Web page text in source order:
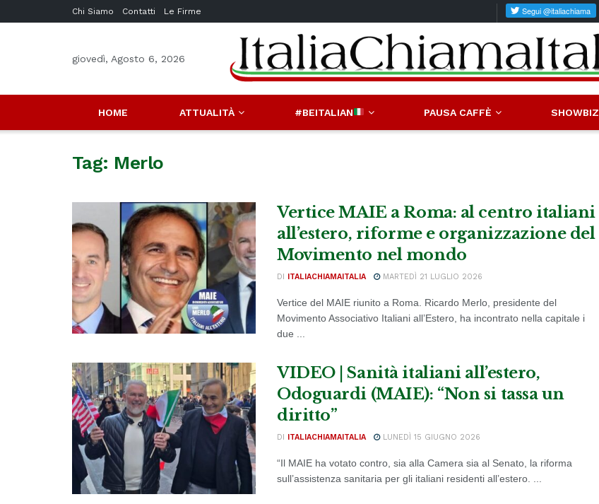
Chi Siamo Contatti Le Firme
giovedì, Agosto 6, 2026
HOME ATTUALITÀ #BEITALIAN PAUSA CAFFÈ SHOWBIZ
Tag: Merlo
Vertice MAIE a Roma: al centro italiani
all’estero, riforme e organizzazione del
Movimento nel mondo
DI ITALIACHIAMAITALIA MARTEDÌ 21 LUGLIO 2026
Vertice del MAIE riunito a Roma. Ricardo Merlo, presidente del
Movimento Associativo Italiani all’Estero, ha incontrato nella capitale i
due ...
VIDEO | Sanità italiani all’estero,
Odoguardi (MAIE): “Non si tassa un
diritto”
DI ITALIACHIAMAITALIA LUNEDÌ 15 GIUGNO 2026
“Il MAIE ha votato contro, sia alla Camera sia al Senato, la riforma
sull’assistenza sanitaria per gli italiani residenti all’estero. ...